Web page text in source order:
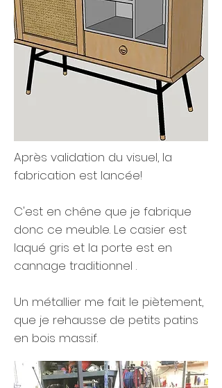
Après validation du visuel, la
fabrication est lancée!
C'est en chêne que je fabrique
donc ce meuble. Le casier est
laqué gris et la porte est en
cannage traditionnel .
Un métallier me fait le piètement,
que je rehausse de petits patins
en bois massif.